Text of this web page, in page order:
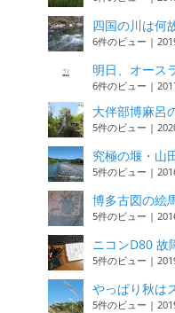
四国の川は何
6件のビュー |
明日、オース
6件のビュー |
大伴部博麻呂
5件のビュー |
究極の堰・山
5件のビュー |
博多古図の絵
5件のビュー |
ニコンD80 故
5件のビュー |
やっぱり秋は
5件のビュー |